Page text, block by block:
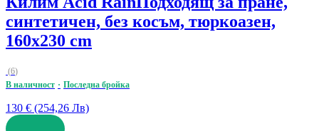
синтетичен, без косъм, тюркоазен,
160x230 cm
(6)
В наличност
Последна бройка
130 € (254,26 Лв)